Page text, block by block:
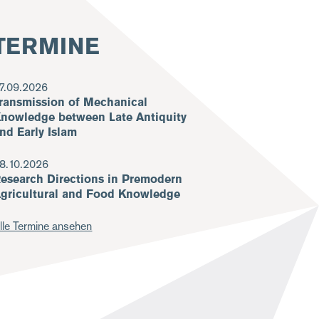
of Mechanical
between Late Antiquity
Early Islam
Directions in Premodern
and Food Knowledge
Termine ansehen